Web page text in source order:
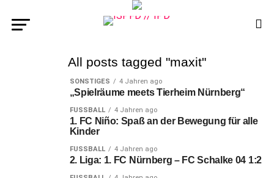
All posts tagged "maxit"
SONSTIGES 4 Jahren ago
„Spielräume meets Tierheim Nürnberg“
FUSSBALL 4 Jahren ago
1. FC Niño: Spaß an der Bewegung für alle
Kinder
FUSSBALL 4 Jahren ago
2. Liga: 1. FC Nürnberg – FC Schalke 04 1:2